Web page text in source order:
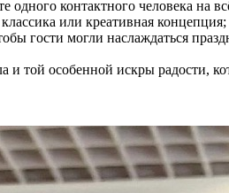
одного контактного человека на
или креативная концепция;
гости могли наслаждаться
и той особенной искры радости,